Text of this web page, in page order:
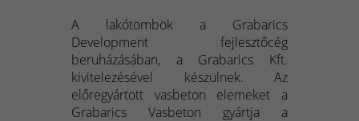
A lakótömbök a Grabarics
Development fejlesztőcég
beruházásában, a Grabarics Kft.
kivitelezésével készülnek. Az
előregyártott vasbeton elemeket a
Grabarics Vasbeton gyártja a